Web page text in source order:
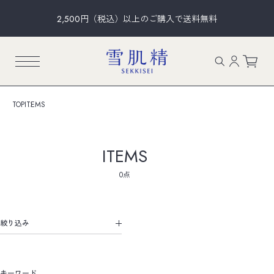
2,500円（税込）以上のご購入で送料無料
TOPITEMS
ITEMS
0点